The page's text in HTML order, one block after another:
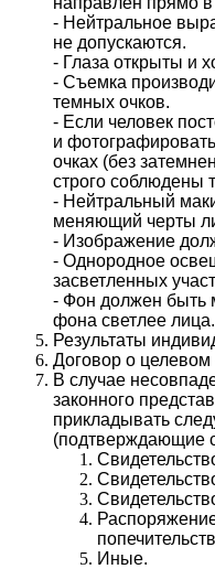
- Нейтральное
не допускаются.
- Глаза открыты и
- Съемка
темных очков.
- Если человек
и
очках (без
строго соблюдены
- Нейтральный
меняющий черты
- Изображение
- Однородное
засветленных
- Фон должен быть
фона светлее лица.
Результаты
Договор о целевом
В случае
законного
прикладывать
(подтверждающие
Иные.